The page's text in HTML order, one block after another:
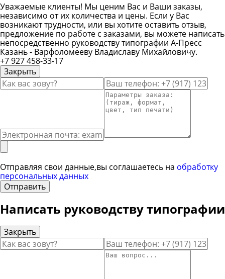
Уважаемые клиенты! Мы ценим Вас и Ваши заказы,
независимо от их количества и цены. Если у Вас
возникают трудности, или вы хотите оставить отзыв,
предложение по работе с заказами, вы можете написать
непосредственно руководству типографии А-Пресс
Казань - Варфоломееву Владиславу Михайловичу.
+7 927 458-33-17
Закрыть
Ввод вашего имени
Ввод вашего телефона
Ввод вашего сообщения
Отправляя свои данные,вы соглашаетесь на обработку
персональных данных
Отправить
Написать руководству типографии
Закрыть
Ввод вашего имени
Ввод вашего телефона
Ввод вашего сообщения